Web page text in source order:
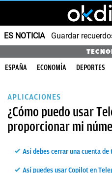
ES NOTICIA Guardar
ESPAÑA ECONOMÍA DEPORTES
APLICACIONES
¿Cómo puedo usar
proporcionar mi
Así debes cerrar una cuenta
Así puedes usar Copilot en